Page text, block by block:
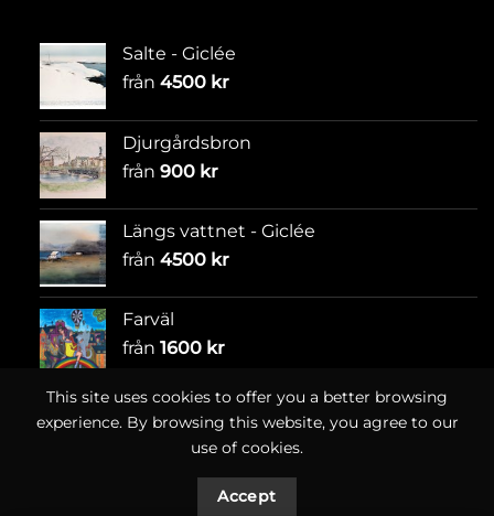
Salte - Giclée
från 4500 kr
Djurgårdsbron
från 900 kr
Längs vattnet - Giclée
från 4500 kr
Farväl
från 1600 kr
This site uses cookies to offer you a better browsing
experience. By browsing this website, you agree to our
use of cookies.
Accept